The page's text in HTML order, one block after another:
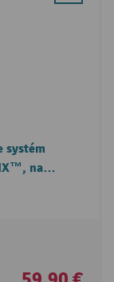
systém
na